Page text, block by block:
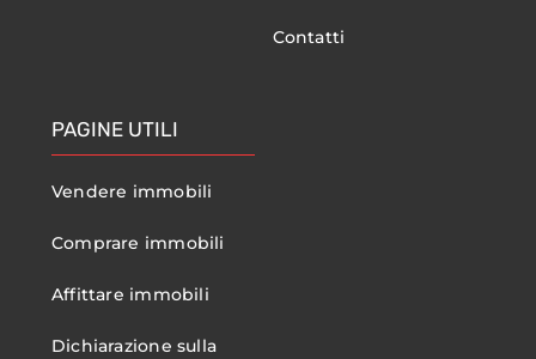
Contatti
PAGINE UTILI
Vendere immobili
Comprare immobili
Affittare immobili
Dichiarazione sulla